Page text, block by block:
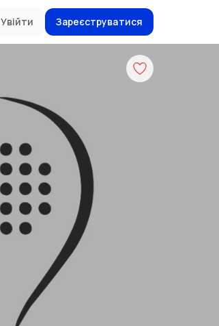
Увійти Зареєструватися